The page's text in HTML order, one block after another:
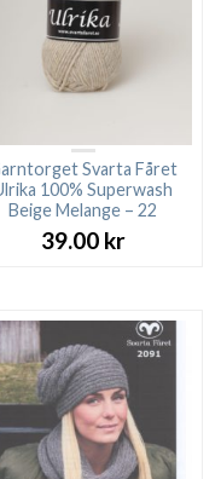
Svarta Fåret
100% Superwash
Beige Melange – 22
39.00 kr